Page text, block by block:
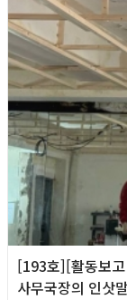
[193호][활동보
사무국장의 인삿